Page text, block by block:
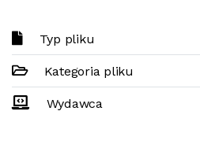
Typ pliku
Kategoria pliku
Wydawca